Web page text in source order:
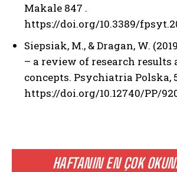
ABONE OL
HAFTANIN EN ÇOK
Makale 847 .
https://doi.org/10.3389/
Siepsiak, M., & Dragan, W.
– a review of research results
concepts. Psychiatria Polska,
https://doi.org/10.12740/PP/